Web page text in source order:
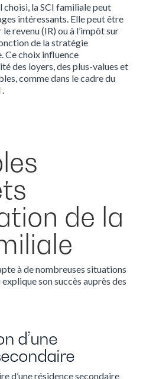
choisi, la SCI familiale peut
intéressants. Elle peut être
revenu (IR) ou à l’impôt sur
de la stratégie
Ce choix influence
des loyers, des plus-values et
comme dans le cadre du
.
de la
à de nombreuses situations
son succès auprès des
d’une
d’une résidence secondaire